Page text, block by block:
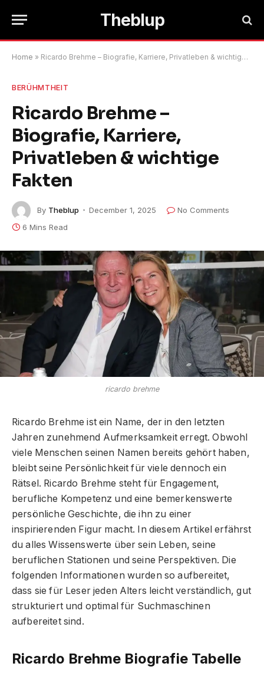
Theblup
Home » Ricardo Brehme – Biografie, Karriere, Privatleben & wichtige Fakten
BERÜHMTHEIT
Ricardo Brehme –
Biografie, Karriere,
Privatleben & wichtige
Fakten
By Theblup December 1, 2025
No Comments
6 Mins Read
ricardo brehme
Ricardo Brehme ist ein Name, der in den letzten
Jahren zunehmend Aufmerksamkeit erregt. Obwohl
viele Menschen seinen Namen bereits gehört haben,
bleibt seine Persönlichkeit für viele dennoch ein
Rätsel. Ricardo Brehme steht für Engagement,
berufliche Kompetenz und eine bemerkenswerte
persönliche Geschichte, die ihn zu einer
inspirierenden Figur macht. In diesem Artikel erfährst
du alles Wissenswerte über sein Leben, seine
beruflichen Stationen und seine Perspektiven. Die
folgenden Informationen wurden so aufbereitet,
dass sie für Leser jeden Alters leicht verständlich, gut
strukturiert und optimal für Suchmaschinen
aufbereitet sind.
Ricardo Brehme Biografie Tabelle